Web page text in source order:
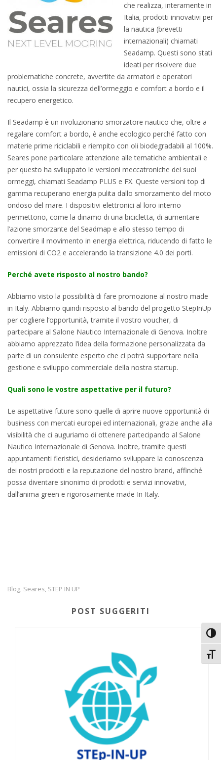
che realizza, interamente in
Italia, prodotti innovativi per
la nautica (brevetti
internazionali) chiamati
Seadamp. Questi sono stati
ideati per risolvere due
problematiche concrete, avvertite da armatori e operatori
nautici, ossia la sicurezza dell’ormeggio e comfort a bordo e il
recupero energetico.
Il Seadamp è un rivoluzionario smorzatore nautico che, oltre a
regalare comfort a bordo, è anche ecologico perché fatto con
materie prime riciclabili e riempito con oli biodegradabili al 100%.
Seares pone particolare attenzione alle tematiche ambientali e
per questo ha sviluppato le versioni meccatroniche dei suoi
ormeggi, chiamati Seadamp PLUS e FX. Queste versioni top di
gamma recuperano energia pulita dallo smorzamento del moto
ondoso del mare. I dispositivi elettronici al loro interno
permettono, come la dinamo di una bicicletta, di aumentare
l’azione smorzante del Seadmap e allo stesso tempo di
convertire il movimento in energia elettrica, riducendo di fatto le
emissioni di CO2 e accelerando la transizione 4.0 dei porti.
Perché avete risposto al nostro bando?
Abbiamo visto la possibilità di fare promozione al nostro made
in Italy. Abbiamo quindi risposto al bando del progetto StepInUp
per cogliere l’opportunità, tramite il vostro voucher, di
partecipare al Salone Nautico Internazionale di Genova. Inoltre
abbiamo apprezzato l’idea della formazione personalizzata da
parte di un consulente esperto che ci potrà supportare nella
gestione e sviluppo commerciale della nostra startup.
Quali sono le vostre aspettative per il futuro?
Le aspettative future sono quelle di aprire nuove opportunità di
business con mercati europei ed internazionali, grazie anche alla
visibilità che ci auguriamo di ottenere partecipando al Salone
Nautico Internazionale di Genova. Inoltre, tramite questi
appuntamenti fieristici, desideriamo sviluppare la conoscenza
dei nostri prodotti e la reputazione del nostro brand, affinché
possa diventare sinonimo di prodotti e servizi innovativi,
dall’anima green e rigorosamente made In Italy.
Blog, Seares, STEP IN UP
POST SUGGERITI